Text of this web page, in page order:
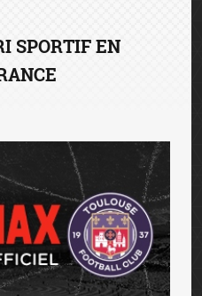
SPORTIF EN